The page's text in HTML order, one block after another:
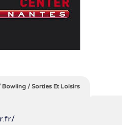
Bowling/Sorties Et Loisirs